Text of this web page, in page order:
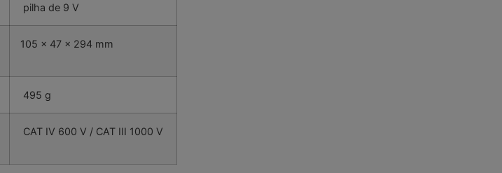
pilha de 9 V
105 x 47 x 294 mm
495 g
CAT IV 600 V / CAT III 1000 V